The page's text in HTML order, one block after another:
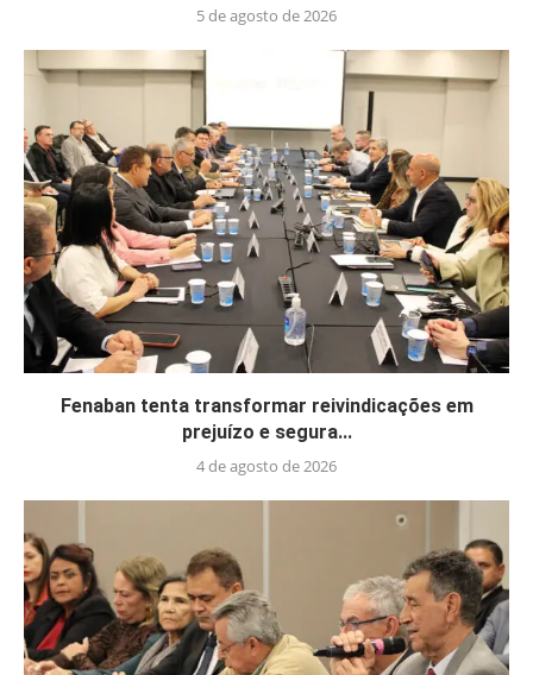
5 de agosto de 2026
Fenaban tenta transformar reivindicações em
prejuízo e segura...
4 de agosto de 2026